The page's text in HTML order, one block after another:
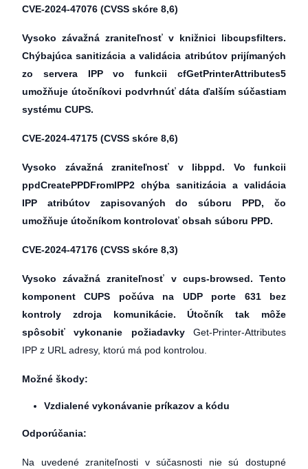
CVE-2024-47076 (CVSS skóre 8,6)
Vysoko závažná zraniteľnosť v knižnici libcupsfilters.
Chýbajúca sanitizácia a validácia atribútov prijímaných
zo servera IPP vo funkcii cfGetPrinterAttributes5
umožňuje útočníkovi podvrhnúť dáta ďalším súčastiam
systému CUPS.
CVE-2024-47175 (CVSS skóre 8,6)
Vysoko závažná zraniteľnosť v libppd. Vo funkcii
ppdCreatePPDFromIPP2 chýba sanitizácia a validácia
IPP atribútov zapisovaných do súboru PPD, čo
umožňuje útočníkom kontrolovať obsah súboru PPD.
CVE-2024-47176 (CVSS skóre 8,3)
Vysoko závažná zraniteľnosť v cups-browsed. Tento
komponent CUPS počúva na UDP porte 631 bez
kontroly zdroja komunikácie. Útočník tak môže
spôsobiť vykonanie požiadavky Get-Printer-Attributes
IPP z URL adresy, ktorú má pod kontrolou.
Možné škody:
Vzdialené vykonávanie príkazov a kódu
Odporúčania:
Na uvedené zraniteľnosti v súčasnosti nie sú dostupné